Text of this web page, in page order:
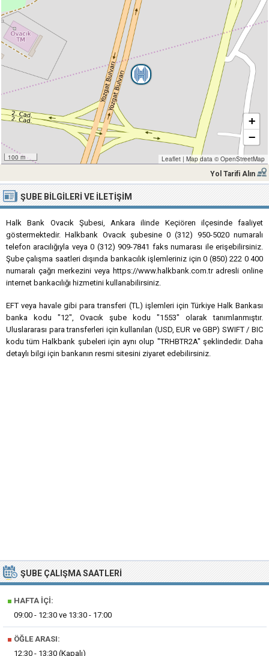
100 m
+
−
Leaflet | Map data © OpenStreetMap
Yol Tarifi Alın
ŞUBE BILGILERI VE İLETIŞIM
Halk Bank Ovacık Şubesi, Ankara ilinde Keçiören ilçesinde faaliyet
göstermektedir. Halkbank Ovacık şubesine 0 (312) 950-5020 numaralı
telefon aracılığıyla veya 0 (312) 909-7841 faks numarası ile erişebilirsiniz.
Şube çalışma saatleri dışında bankacılık işlemleriniz için 0 (850) 222 0 400
numaralı çağrı merkezini veya https://www.halkbank.com.tr adresli online
internet bankacılığı hizmetini kullanabilirsiniz.
EFT veya havale gibi para transferi (TL) işlemleri için Türkiye Halk Bankası
banka kodu "12", Ovacık şube kodu "1553" olarak tanımlanmıştır.
Uluslararası para transferleri için kullanılan (USD, EUR ve GBP) SWIFT / BIC
kodu tüm Halkbank şubeleri için aynı olup "TRHBTR2A" şeklindedir. Daha
detaylı bilgi için bankanın resmi sitesini ziyaret edebilirsiniz.
ŞUBE ÇALIŞMA SAATLERI
■ HAFTA İÇI:
09:00 - 12:30 ve 13:30 - 17:00
■ ÖĞLE ARASI:
12:30 - 13:30 (Kapalı)